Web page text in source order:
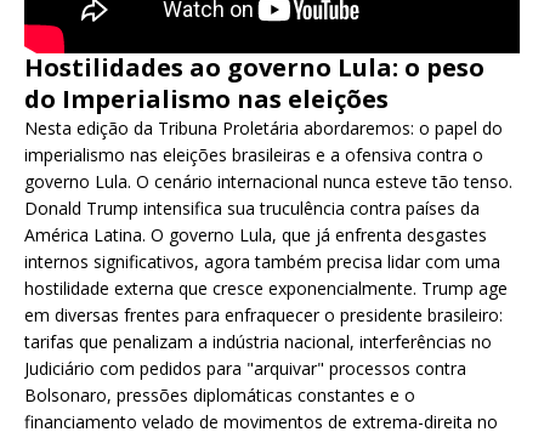
Hostilidades ao governo Lula: o peso
do Imperialismo nas eleições
Nesta edição da Tribuna Proletária abordaremos: o papel do
imperialismo nas eleições brasileiras e a ofensiva contra o
governo Lula. O cenário internacional nunca esteve tão tenso.
Donald Trump intensifica sua truculência contra países da
América Latina. O governo Lula, que já enfrenta desgastes
internos significativos, agora também precisa lidar com uma
hostilidade externa que cresce exponencialmente. Trump age
em diversas frentes para enfraquecer o presidente brasileiro:
tarifas que penalizam a indústria nacional, interferências no
Judiciário com pedidos para "arquivar" processos contra
Bolsonaro, pressões diplomáticas constantes e o
financiamento velado de movimentos de extrema-direita no